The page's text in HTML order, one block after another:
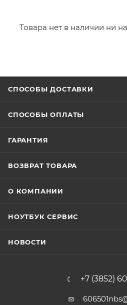
Товара нет в наличии ни
СПОСОБЫ ДОСТАВКИ
СПОСОБЫ ОПЛАТЫ
ГАРАНТИЯ
ВОЗВРАТ ТОВАРА
О КОМПАНИИ
НОУТБУК СЕРВИС
НОВОСТИ
+7 (3852)